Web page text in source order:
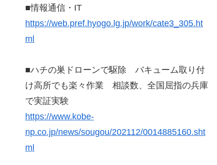
■情報通信・IT
https://web.pref.hyogo.lg.jp/work/cate3_305.ht
ml
■ハチの巣ドローンで駆除 バキューム取り付
け高所でも楽々作業 相談数、全国屈指の兵庫
で実証実験
https://www.kobe-
np.co.jp/news/sougou/202112/0014885160.sht
ml